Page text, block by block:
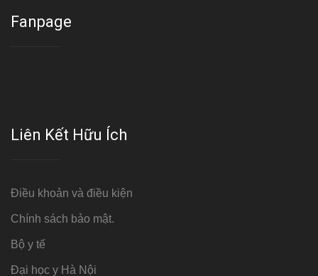
Fanpage
Liên Kết Hữu Ích
Điều khoản và điều kiện
Chính sách bảo mật.
Bộ y tế
Đại học y Hà Nội